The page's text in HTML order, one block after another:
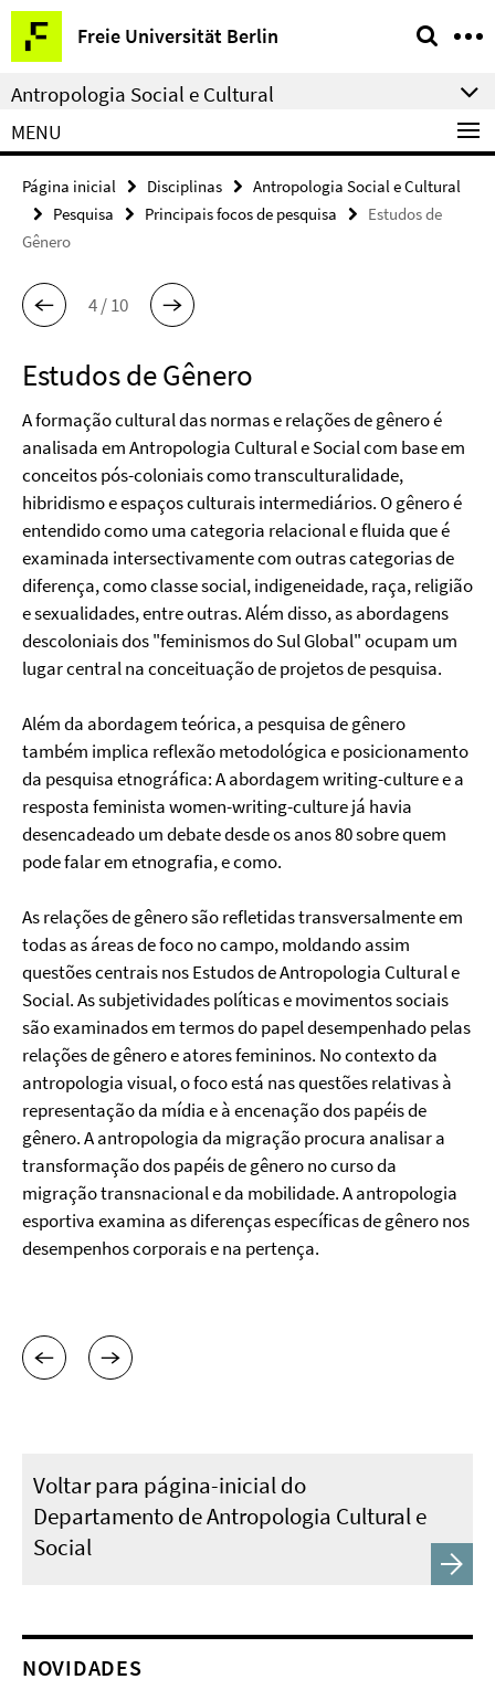
Springe
direkt
zu
Inhalt
Freie Universität Berlin
Serviço
de
navegação
Antropologia Social e Cultural
MENU
Página inicial Disciplinas
Antropologia Social e Cultural
Pesquisa
Principais focos de pesquisa
Estudos de
Gênero
4 / 10
Estudos de Gênero
A formação cultural das normas e relações de gênero é
analisada em Antropologia Cultural e Social com base em
conceitos pós-coloniais como transculturalidade,
hibridismo e espaços culturais intermediários. O gênero é
entendido como uma categoria relacional e fluida que é
examinada intersectivamente com outras categorias de
diferença, como classe social, indigeneidade, raça, religião
e sexualidades, entre outras. Além disso, as abordagens
descoloniais dos "feminismos do Sul Global" ocupam um
lugar central na conceituação de projetos de pesquisa.
Além da abordagem teórica, a pesquisa de gênero
também implica reflexão metodológica e posicionamento
da pesquisa etnográfica: A abordagem writing-culture e a
resposta feminista women-writing-culture já havia
desencadeado um debate desde os anos 80 sobre quem
pode falar em etnografia, e como.
As relações de gênero são refletidas transversalmente em
todas as áreas de foco no campo, moldando assim
questões centrais nos Estudos de Antropologia Cultural e
Social. As subjetividades políticas e movimentos sociais
são examinados em termos do papel desempenhado pelas
relações de gênero e atores femininos. No contexto da
antropologia visual, o foco está nas questões relativas à
representação da mídia e à encenação dos papéis de
gênero. A antropologia da migração procura analisar a
transformação dos papéis de gênero no curso da
migração transnacional e da mobilidade. A antropologia
esportiva examina as diferenças específicas de gênero nos
desempenhos corporais e na pertença.
Voltar para página-inicial do
Departamento de Antropologia Cultural e
Social
NOVIDADES